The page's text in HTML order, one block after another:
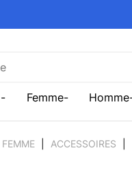
Femme Homme
FEMME ACCESSOIRES